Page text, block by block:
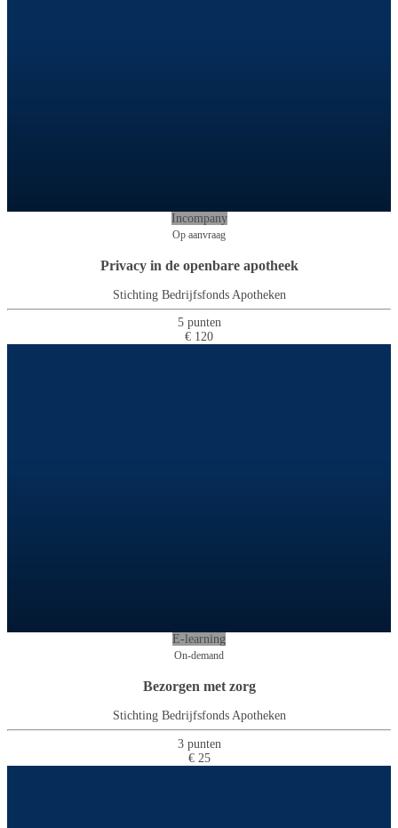
Incompany
Op aanvraag
Privacy in de openbare apotheek
Stichting Bedrijfsfonds Apotheken
5 punten
€ 120
E-learning
On-demand
Bezorgen met zorg
Stichting Bedrijfsfonds Apotheken
3 punten
€ 25